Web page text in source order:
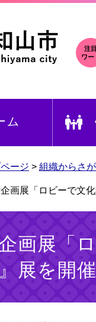
注目
ワー
ム
ージ > 組織からさ
画展「ロビーで文
画展「
展を開